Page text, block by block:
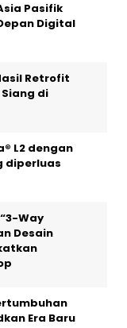
Pasifik
Digital
Retrofit
di
L2 dengan
diperluas
Way
Desain
Era Baru